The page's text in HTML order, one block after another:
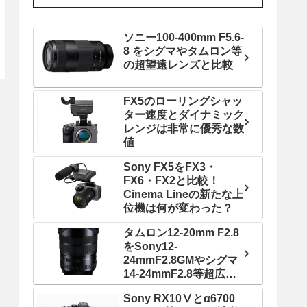
ソニー100-400mm F5.6-
8 をシグマやタムロン等
の超望遠レンズと比較
FX5のローリングシャッ
ター速度とダイナミック
レンジは非常に優秀な数
値
Sony FX5をFX3・
FX6・FX2と比較！
Cinema Lineの新たな上
位機は何が変わった？
タムロン12-20mm F2.8
をSony12-
24mmF2.8GMやシグマ
14-24mmF2.8等超広角
ズームレンズと比較！
Sony RX10Ⅴとα6700